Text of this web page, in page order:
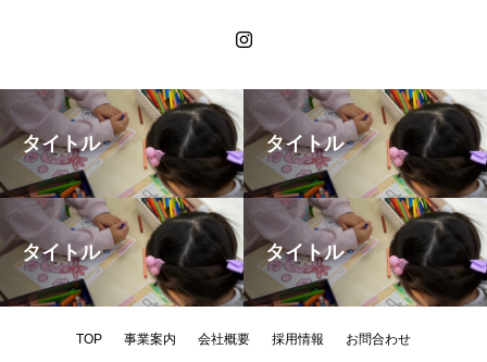
タイトル タイトル
タイトル タイトル
TOP 事業案内 会社概要 採用情報 お問合わせ